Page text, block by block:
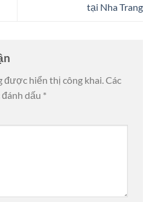
tại Nha Trang
được hiển thị công khai.Các
dấu *